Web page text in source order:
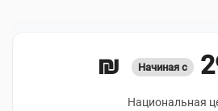
Начиная с
Национальная